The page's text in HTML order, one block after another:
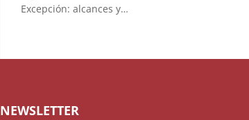
Excepción: alcances y
NEWSLETTER